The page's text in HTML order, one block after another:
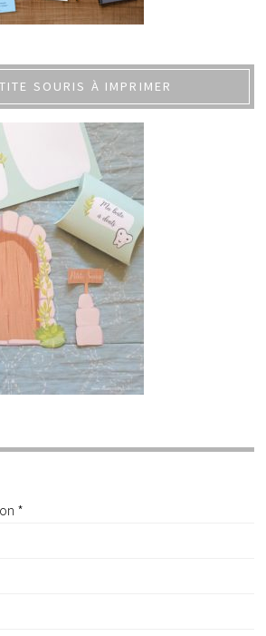
SOURIS À IMPRIMER
*